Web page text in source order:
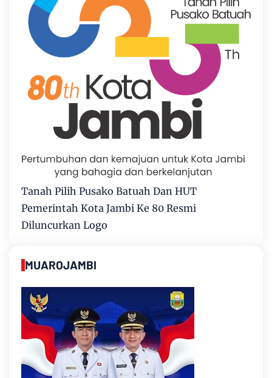
Tanah Pilih Pusako Batuah Dan HUT
Pemerintah Kota Jambi Ke 80 Resmi
Diluncurkan Logo
MUAROJAMBI